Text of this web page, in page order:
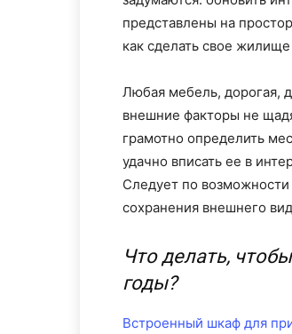
представлены на
как сделать свое
Любая мебель, дорогая,
внешние факторы не
грамотно определить
удачно вписать ее в
Следует по возможности
сохранения внешнего
Что делать,
годы?
Встроенный шкаф для